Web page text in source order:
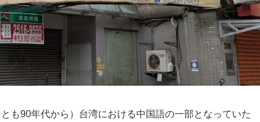
も90年代から）台湾における中国語の一部となっていた